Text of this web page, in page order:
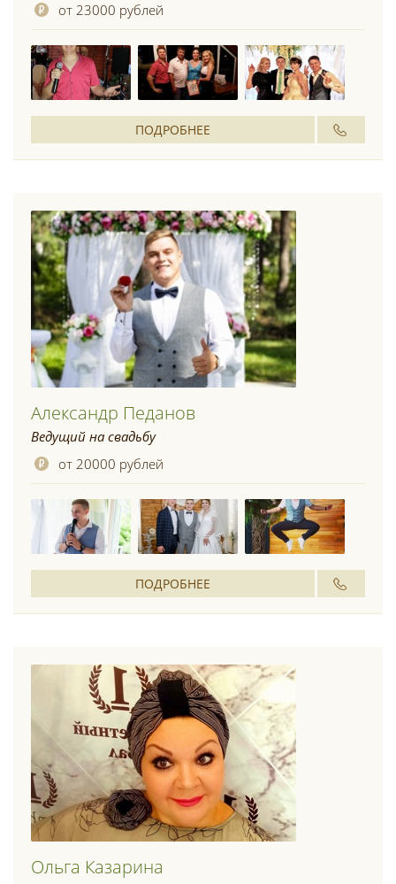
от 23000 рублей
ПОДРОБНЕЕ
Александр Педанов
Ведущий на свадьбу
от 20000 рублей
ПОДРОБНЕЕ
Ольга Казарина